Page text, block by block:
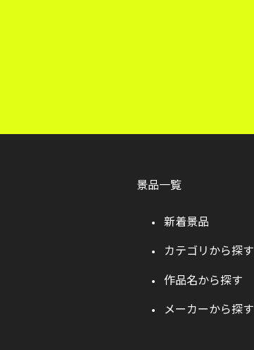
景品一覧
新着景品
カテゴリから探す
作品名から探す
メーカーから探す